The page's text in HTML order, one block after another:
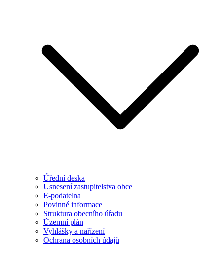
Úřední deska
Usnesení zastupitelstva obce
E-podatelna
Povinné informace
Struktura obecního úřadu
Územní plán
Vyhlášky a nařízení
Ochrana osobních údajů